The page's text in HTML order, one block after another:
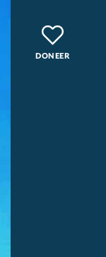
DONEER